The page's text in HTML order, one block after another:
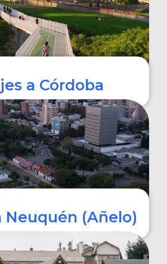
a Córdoba
COMPRAR
Neuquén (Añelo)
COMPRAR